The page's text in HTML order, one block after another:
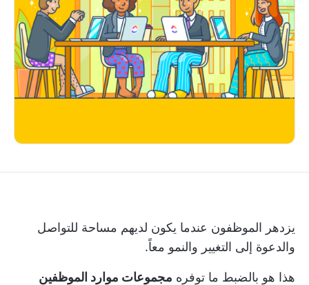
يزدهر الموظفون عندما يكون لديهم مساحة للتواصل
والدعوة إلى التغيير والنمو معاً.
هذا هو بالضبط ما توفره مجموعات موارد الموظفين